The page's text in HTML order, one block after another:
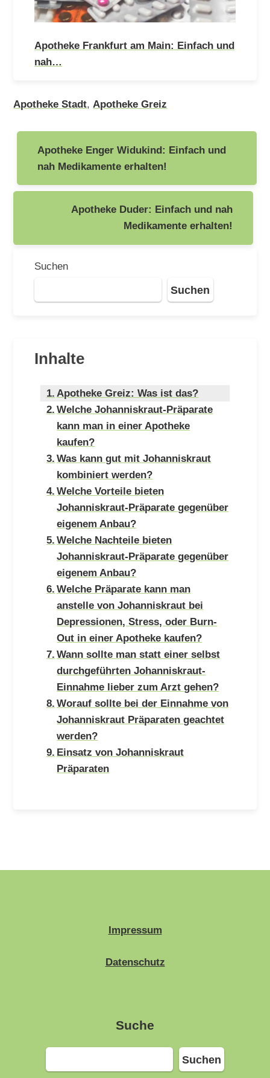
Apotheke Frankfurt am Main: Einfach und
nah…
Apotheke Stadt,Apotheke Greiz
Beitragsnavigation
Apotheke Enger Widukind: Einfach und
nah Medikamente erhalten!
Apotheke Duder: Einfach und nah
Medikamente erhalten!
Suchen
Suchen
Inhalte
Apotheke Greiz: Was ist das?
Welche Johanniskraut-Präparate
kann man in einer Apotheke
kaufen?
Was kann gut mit Johanniskraut
kombiniert werden?
Welche Vorteile bieten
Johanniskraut-Präparate gegenüber
eigenem Anbau?
Welche Nachteile bieten
Johanniskraut-Präparate gegenüber
eigenem Anbau?
Welche Präparate kann man
anstelle von Johanniskraut bei
Depressionen, Stress, oder Burn-
Out in einer Apotheke kaufen?
Wann sollte man statt einer selbst
durchgeführten Johanniskraut-
Einnahme lieber zum Arzt gehen?
Worauf sollte bei der Einnahme von
Johanniskraut Präparaten geachtet
werden?
Einsatz von Johanniskraut
Präparaten
Impressum
Datenschutz
Suche
Suchen
Suchen